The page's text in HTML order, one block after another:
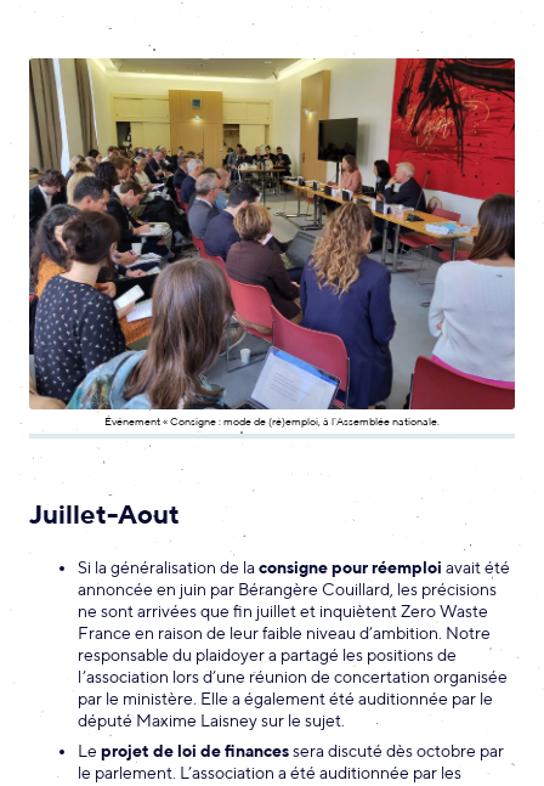
Événement « Consigne : mode de (ré)emploi, à l’Assemblée nationale.
Juillet-Aout
Si la généralisation de laconsigne pour réemploi avait été
annoncée en juin par Bérangère Couillard, les précisions
ne sont arrivées que fin juillet et inquiètent Zero Waste
France en raison de leur faible niveau d’ambition. Notre
responsable du plaidoyer a partagé les positions de
l’association lors d’une réunion de concertation organisée
par le ministère. Elle a également été auditionnée par le
député Maxime Laisney sur le sujet.
Le projet de loi de financessera discuté dès octobre par
le parlement. L’association a été auditionnée par les